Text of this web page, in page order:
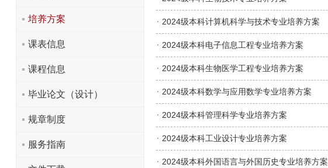
培养方案
课表信息
课程信息
毕业论文（设计）
规章制度
服务指南
2024级本科计算机科学与技术专业培养方案
2024级本科电子信息工程专业培养方案
2024级本科生物医学工程专业培养方案
2024级本科数学与应用数学专业培养方案
2024级本科管理科学专业培养方案
2024级本科工业设计专业培养方案
2024级本科外国语言与外国历史专业培养方案